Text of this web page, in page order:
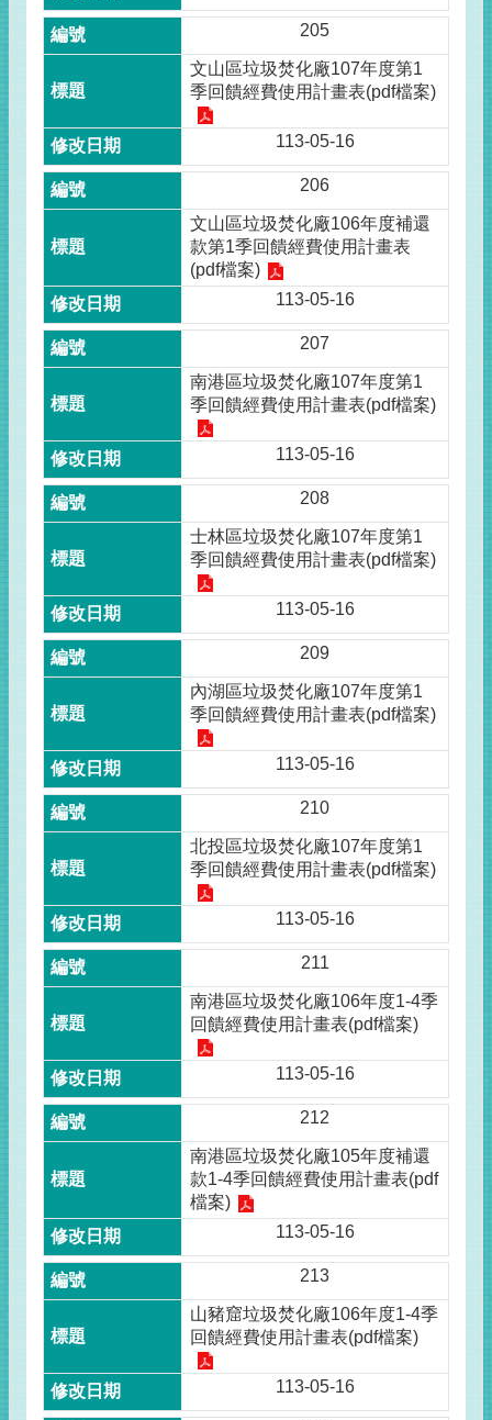
205
文山區垃圾焚化廠107年度第1
季回饋經費使用計畫表(pdf檔案)
113-05-16
206
文山區垃圾焚化廠106年度補還
款第1季回饋經費使用計畫表
(pdf檔案)
113-05-16
207
南港區垃圾焚化廠107年度第1
季回饋經費使用計畫表(pdf檔案)
113-05-16
208
士林區垃圾焚化廠107年度第1
季回饋經費使用計畫表(pdf檔案)
113-05-16
209
內湖區垃圾焚化廠107年度第1
季回饋經費使用計畫表(pdf檔案)
113-05-16
210
北投區垃圾焚化廠107年度第1
季回饋經費使用計畫表(pdf檔案)
113-05-16
211
南港區垃圾焚化廠106年度1-4季
回饋經費使用計畫表(pdf檔案)
113-05-16
212
南港區垃圾焚化廠105年度補還
款1-4季回饋經費使用計畫表(pdf
檔案)
113-05-16
213
山豬窟垃圾焚化廠106年度1-4季
回饋經費使用計畫表(pdf檔案)
113-05-16